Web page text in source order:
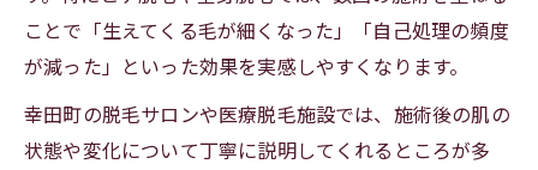
ことで「生えてくる毛が細くなった」「自己処理の頻度
が減った」といった効果を実感しやすくなります。
幸田町の脱毛サロンや医療脱毛施設では、施術後の肌の
状態や変化について丁寧に説明してくれるところが多